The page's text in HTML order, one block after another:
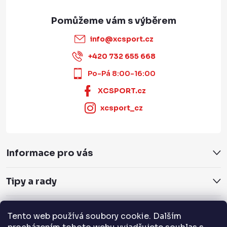
Tento web používá soubory cookie. Dalším
info@xcsport.cz
+420 732 655 668
Po-Pá 8:00-16:00
XCSPORT.cz
xcsport_cz
Informace pro vás
Tipy a rady
Servis a služby